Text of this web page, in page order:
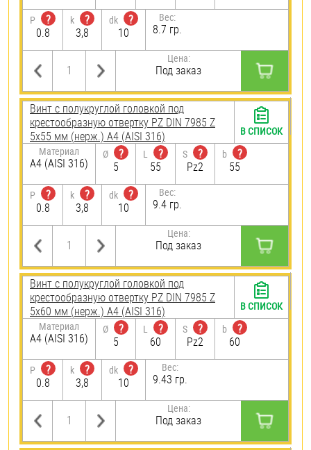
P
?
0.8
k
?
3,8
dk
?
10
Вес:
8.7 гр.
Цена:
Под заказ
Винт с полукруглой головкой под
крестообразную отвертку PZ DIN 7985 Z
5х55 мм (нерж.) A4 (AISI 316)
Материал
A4 (AISI 316)
Ø
?
5
L
?
55
S
?
Pz2
b
?
55
P
?
0.8
k
?
3,8
dk
?
10
Вес:
9.4 гр.
Цена:
Под заказ
В СПИСОК
Винт с полукруглой головкой под
крестообразную отвертку PZ DIN 7985 Z
5х60 мм (нерж.) A4 (AISI 316)
Материал
A4 (AISI 316)
Ø
?
5
L
?
60
S
?
Pz2
b
?
60
P
?
0.8
k
?
3,8
dk
?
10
Вес:
9.43 гр.
Цена:
Под заказ
В СПИСОК